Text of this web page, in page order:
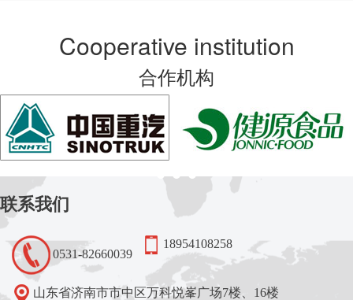
Cooperative institution
合作机构
联系我们
0531-82660039
18954108258
山东省济南市市中区万科悦峯广场7楼、16楼